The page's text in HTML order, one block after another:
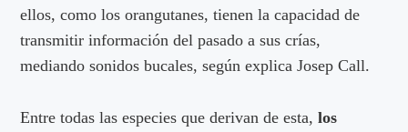
ellos, como los orangutanes, tienen la capacidad de
transmitir información del pasado a sus crías,
mediando sonidos bucales, según explica Josep Call.
Entre todas las especies que derivan de esta, los